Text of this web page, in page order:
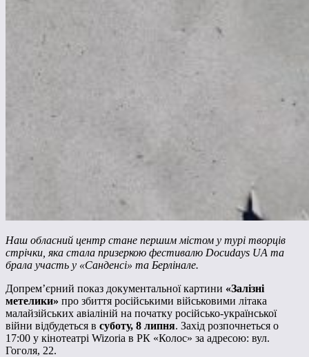
Наш обласний центр стане першим містом у турі творців
стрічки, яка стала призеркою фестивалю Docudays UA та
брала участь у «Санденсі» та Берлінале.
Допрем’єрний показ документальної картини «Залізні
метелики» про збиття російськими військовими літака
малайзійських авіаліній на початку російсько-української
війни відбудеться в суботу, 8 липня. Захід розпочнеться о
17:00 у кінотеатрі Wizoria в РК «Колос» за адресою: вул.
Гоголя, 22.